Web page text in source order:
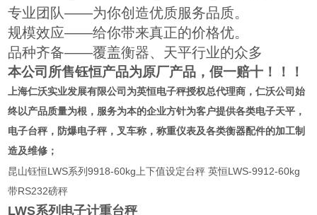
专业团队——为你创造优质服务品质。
规模效应——给你带来真正的价格优。
品种齐备——覆盖衡器、天平行业的众多
本公司所售钰恒产品为原厂产品，假一赔十！！！
上海仁沃实业发展有限公司为英恒电子秤授权总代理商 ，仁沃公司始
终以产品质量为根，服务为本的企业方针为客户提供各类电子天平，
电子台秤，防爆电子秤，叉车称，称重仪表及各类衡器配件的加工制
造及维修；
昆山钰恒LWS系列9918-60kg上下值设定台秤 英恒LWS-9912-60kg
带RS232磅秤
LWS系列电子计重台秤